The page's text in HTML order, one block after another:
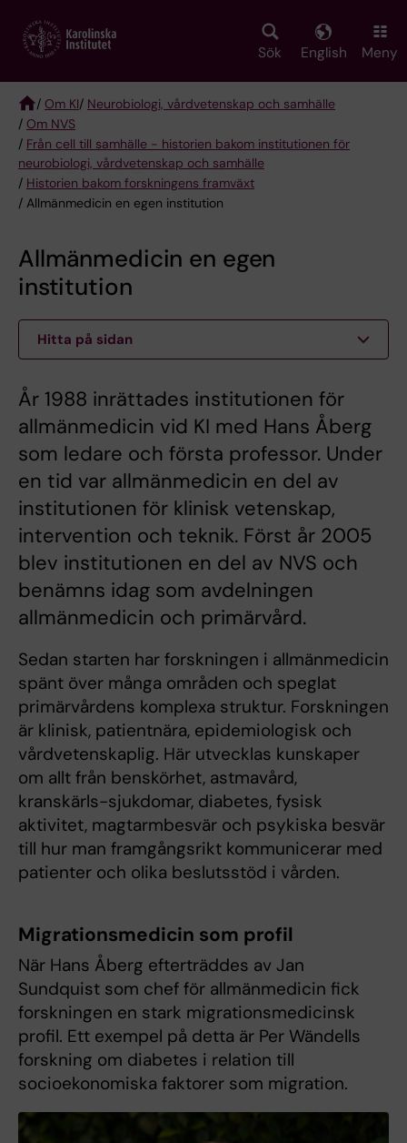
main
Sök English Meny
Breadcrumb
/ Om KI/ Neurobiologi, vårdvetenskap och samhälle
/ Om NVS
/ Från cell till samhälle - historien bakom institutionen för
neurobiologi, vårdvetenskap och samhälle
/ Historien bakom forskningens framväxt
/ Allmänmedicin en egen institution
Allmänmedicin en egen
institution
Hitta på sidan
År 1988 inrättades institutionen för
allmänmedicin vid KI med Hans Åberg
som ledare och första professor. Under
en tid var allmänmedicin en del av
institutionen för klinisk vetenskap,
intervention och teknik. Först år 2005
blev institutionen en del av NVS och
benämns idag som avdelningen
allmänmedicin och primärvård.
Sedan starten har forskningen i allmänmedicin
spänt över många områden och speglat
primärvårdens komplexa struktur. Forskningen
är klinisk, patientnära, epidemiologisk och
vårdvetenskaplig. Här utvecklas kunskaper
om allt från benskörhet, astmavård,
kranskärls-sjukdomar, diabetes, fysisk
aktivitet, magtarmbesvär och psykiska besvär
till hur man framgångsrikt kommunicerar med
patienter och olika beslutsstöd i vården.
Migrationsmedicin som profil
När Hans Åberg efterträddes av Jan
Sundquist som chef för allmänmedicin fick
forskningen en stark migrationsmedicinsk
profil. Ett exempel på detta är Per Wändells
forskning om dia­betes i relation till
socioekonomiska faktorer som mig­ration.